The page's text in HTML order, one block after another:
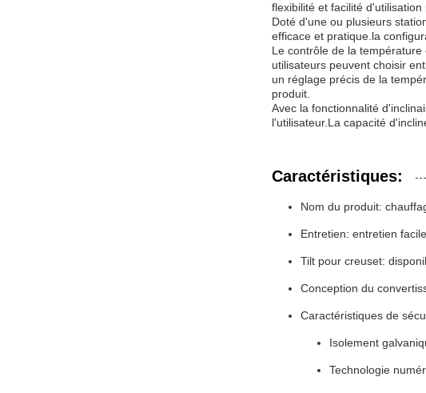
flexibilité et facilité
Doté d'une ou plusieurs
efficace et pratique.la
Le contrôle de la
utilisateurs peuvent choisir
un réglage précis de la
produit.
Avec la fonctionnalité
l'utilisateur.La capacité
Caractéristiques:
Nom du produit:
Entretien: entretien
Tilt pour creuset:
Conception du
Caractéristiques de
Isolement
Technologie